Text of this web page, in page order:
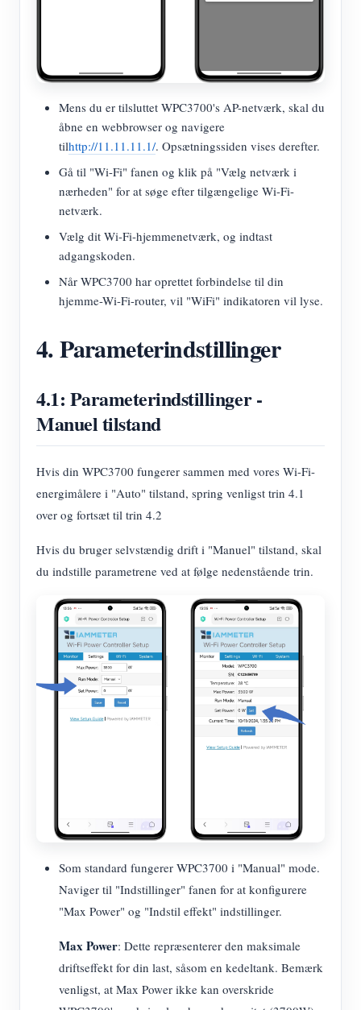
Mens du er tilsluttet WPC3700's AP-netværk, skal du
åbne en webbrowser og navigere
tilhttp://11.11.11.1/. Opsætningssiden vises derefter.
Gå til "Wi-Fi" fanen og klik på "Vælg netværk i
nærheden" for at søge efter tilgængelige Wi-Fi-
netværk.
Vælg dit Wi-Fi-hjemmenetværk, og indtast
adgangskoden.
Når WPC3700 har oprettet forbindelse til din
hjemme-Wi-Fi-router, vil "WiFi" indikatoren vil lyse.
4. Parameterindstillinger
4.1: Parameterindstillinger -
Manuel tilstand
Hvis din WPC3700 fungerer sammen med vores Wi-Fi-
energimålere i "Auto" tilstand, spring venligst trin 4.1
over og fortsæt til trin 4.2
Hvis du bruger selvstændig drift i "Manuel" tilstand, skal
du indstille parametrene ved at følge nedenstående trin.
Som standard fungerer WPC3700 i "Manual" mode.
Naviger til "Indstillinger" fanen for at konfigurere
"Max Power" og "Indstil effekt" indstillinger.
Max Power: Dette repræsenterer den maksimale
driftseffekt for din last, såsom en kedeltank. Bemærk
venligst, at Max Power ikke kan overskride